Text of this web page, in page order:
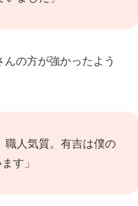
の方が強かったよう
職人気質。有吉は僕の
す」